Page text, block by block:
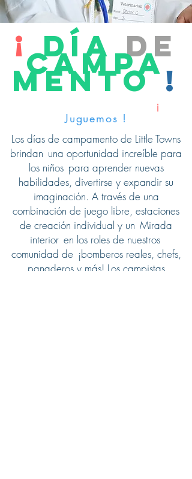
¡ Día de
campa
mento !
¡
Juguemos !
Los días de campamento de Little Towns
brindan una oportunidad increíble para
los niños para aprender nuevas
habilidades, divertirse y expandir su
imaginación. A través de una
combinación de juego libre, estaciones
de creación individual y un Mirada
interior en los roles de nuestros
comunidad de ¡bomberos reales, chefs,
panaderos y más! Los campistas